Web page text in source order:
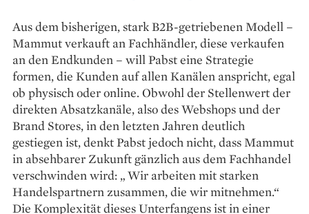
Aus dem bisherigen, stark B2B-getriebenen ­Modell –
Mammut verkauft an Fachhändler, diese verkaufen
an den Endkunden – will Pabst eine Strategie
formen, die Kunden auf allen Kanälen anspricht, egal
ob physisch oder online. Obwohl der Stellenwert der
direkten Absatzkanäle, also des Webshops und der
Brand Stores, in den letzten Jahren deutlich
gestiegen ist, denkt Pabst jedoch nicht, dass Mammut
in absehbarer Zukunft gänzlich aus dem Fach­handel
verschwinden wird: „ Wir arbeiten mit starken
Handelspartnern zusammen, die wir mitnehmen.“
Die Komplexität dieses Unterfangens ist in ­einer